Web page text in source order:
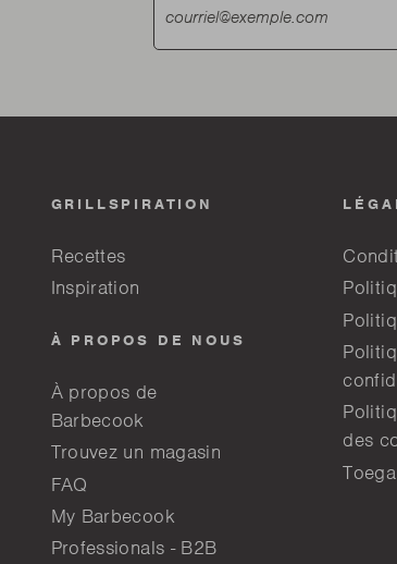
GRILLSPIRATION
Recettes
Inspiration
À PROPOS DE NOUS
À propos de
Barbecook
Trouvez un magasin
FAQ
My Barbecook
Professionals - B2B
des